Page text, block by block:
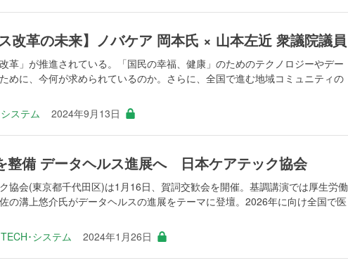
改革の未来】ノバケア 岡本氏 × 山本左近 衆議院議員
革」が推進されている。「国民の幸福、健康」のためのテクノロジーやデー
めに、今何が求められているのか。さらに、全国で進む地域コミュニティの
ステム 2024年9月13日
整備 データヘルス進展へ 日本ケアテック協会
協会(東京都千代田区)は1月16日、賀詞交歓会を開催。基調講演では厚生労働
の溝上悠介氏がデータヘルスの進展をテーマに登壇。2026年に向け全国で医
TECH･システム 2024年1月26日